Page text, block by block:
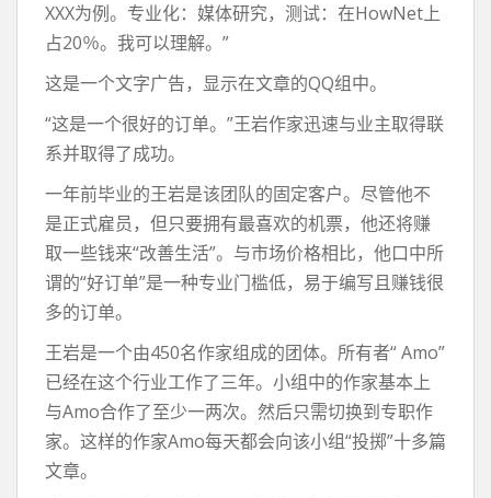
XXX为例。专业化：媒体研究，测试：在HowNet上
占20％。我可以理解。”
这是一个文字广告，显示在文章的QQ组中。
“这是一个很好的订单。”王岩作家迅速与业主取得联
系并取得了成功。
一年前毕业的王岩是该团队的固定客户。尽管他不
是正式雇员，但只要拥有最喜欢的机票，他还将赚
取一些钱来“改善生活”。与市场价格相比，他口中所
谓的“好订单”是一种专业门槛低，易于编写且赚钱很
多的订单。
王岩是一个由450名作家组成的团体。所有者“ Amo”
已经在这个行业工作了三年。小组中的作家基本上
与Amo合作了至少一两次。然后只需切换到专职作
家。这样的作家Amo每天都会向该小组“投掷”十多篇
文章。